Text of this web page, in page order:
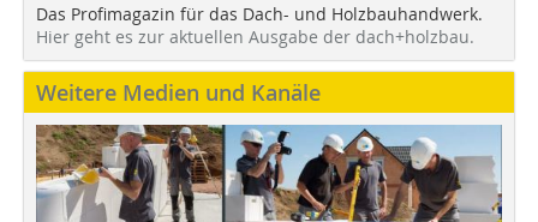
Das Profimagazin für das Dach- und Holzbauhandwerk.
Hier geht es zur aktuellen Ausgabe der dach+holzbau.
Weitere Medien und Kanäle